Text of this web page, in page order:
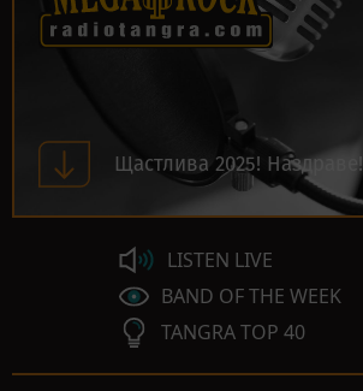
Щастлива 2025! Наздраве!
LISTEN LIVE
BAND OF THE WEEK
TANGRA TOP 40